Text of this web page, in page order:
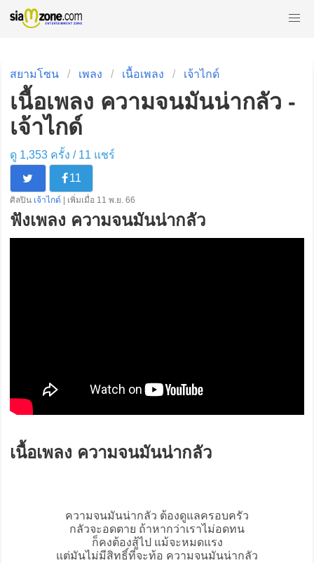
สยามโซน เพลง เนื้อเพลง เจ้าไกด์
เนื้อเพลง ความจนมันน่ากลัว -
เจ้าไกด์
ดู 1,353 ครั้ง / 11 แชร์
11
ศิลปิน เจ้าไกด์ | เพิ่มเมื่อ 11 พ.ย. 66
ฟังเพลง ความจนมันน่ากลัว
เนื้อเพลง ความจนมันน่ากลัว
ความจนมันน่ากลัว ต้องดูแลครอบครัว
กลัวจะอดตาย ถ้าหากว่าเราไม่อดทน
ก็คงต้องสู้ไป แม้จะหมดแรง
แต่มันไม่มีสิทธิ์ที่จะท้อ ความจนมันน่ากลัว